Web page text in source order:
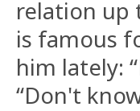
relation up
is famous
him lately:
“Don't